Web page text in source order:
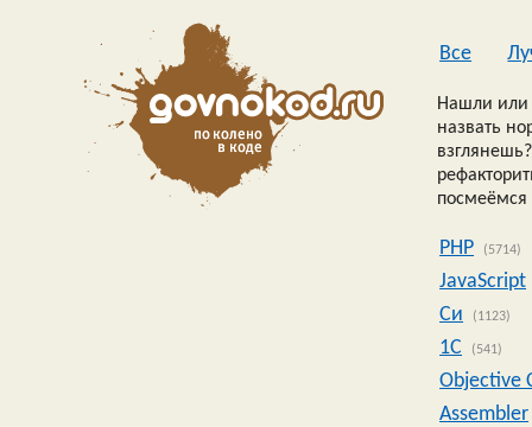
Все
Нашли или
назвать
посмеёмся
PHP (5714)
JavaScript
Си
(1123)
1C (541)
Objective
Assembler